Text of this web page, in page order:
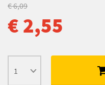
€ 6,09
€ 2,55